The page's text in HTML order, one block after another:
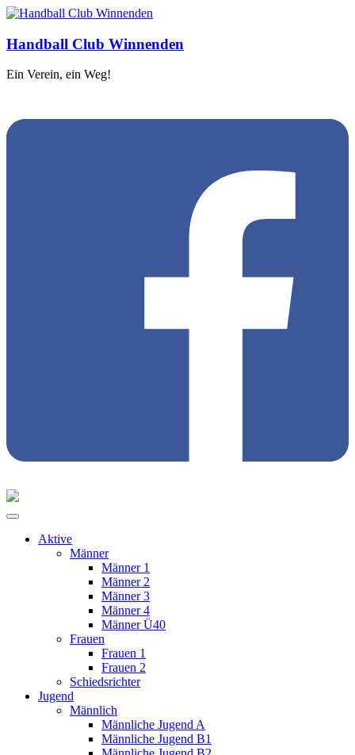
Handball Club Winnenden
Ein Verein, ein Weg!
Aktive
Männer
Männer 1
Männer 2
Männer 3
Männer 4
Männer Ü40
Frauen
Frauen 1
Frauen 2
Schiedsrichter
Jugend
Männlich
Männliche Jugend A
Männliche Jugend B1